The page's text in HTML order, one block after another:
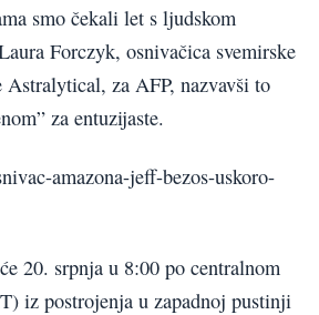
smo čekali let s ljudskom
Forczyk, osnivačica svemirske
za AFP, nazvavši to
za entuzijaste.
amazona-jeff-bezos-uskoro-
20. srpnja u 8:00 po centralnom
iz postrojenja u zapadnoj pustinji